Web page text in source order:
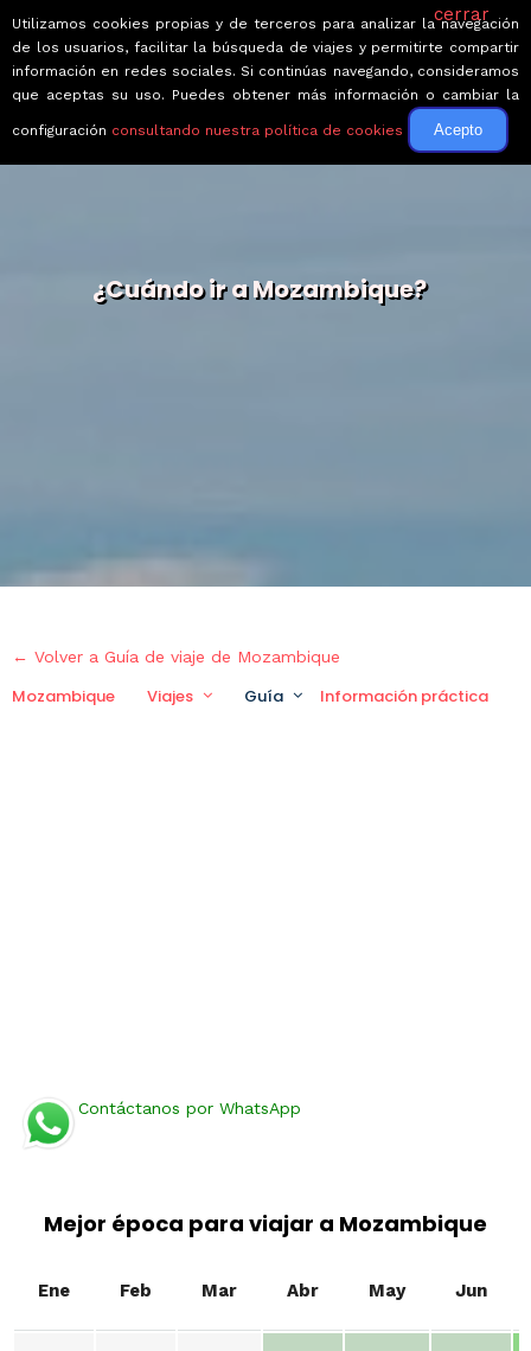
¿Cuándo ir a Mozambique?
← Volver a Guía de viaje de Mozambique
Mozambique Viajes Guía Información práctica
Contáctanos por WhatsApp
Mejor época para viajar a Mozambique
Ene Feb Mar Abr May Jun
cerrar
Utilizamos cookies propias y de terceros para analizar la navegación
de los usuarios, facilitar la búsqueda de viajes y permitirte compartir
información en redes sociales. Si continúas navegando, consideramos
que aceptas su uso. Puedes obtener más información o cambiar la
configuración consultando nuestra política de cookies Acepto